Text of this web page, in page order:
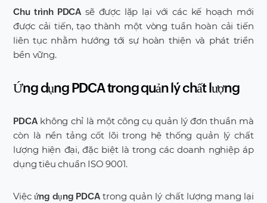
Chu trình PDCA sẽ được lặp lại với các kế hoạch mới
được cải tiến, tạo thành một vòng tuần hoàn cải tiến
liên tục nhằm hướng tới sự hoàn thiện và phát triển
bền vững.
Ứng dụng PDCA trong quản lý chất lượng
PDCAkhông chỉ là một công cụ quản lý đơn thuần mà
còn là nền tảng cốt lõi trong hệ thống quản lý chất
lượng hiện đại, đặc biệt là trong các doanh nghiệp áp
dụng tiêu chuẩn ISO 9001.
Việcứng dụng PDCAtrong quản lý chất lượng mang lại